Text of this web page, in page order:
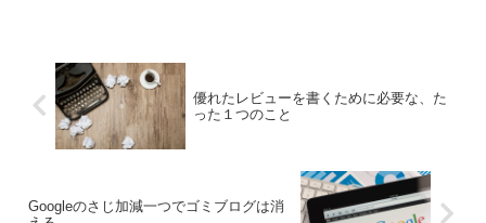
つだけ紹介されてい...
優れたレビューを書くために必要な、た
った１つのこと
Googleのさじ加減一つでゴミブログは消